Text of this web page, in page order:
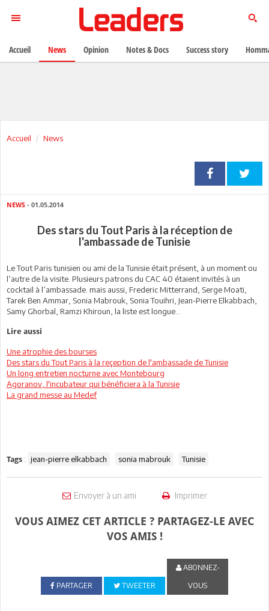
Accueil News
NEWS - 01.05.2014
Des stars du Tout Paris à la réception de
l'ambassade de Tunisie
Le Tout Paris tunisien ou ami de la Tunisie était présent, à un moment ou
l’autre de la visite. Plusieurs patrons du CAC 40 étaient invités à un
cocktail à l’ambassade. mais aussi, Frederic Mitterrand, Serge Moati,
Tarek Ben Ammar, Sonia Mabrouk, Sonia Touihri, Jean-Pierre Elkabbach,
Samy Ghorbal, Ramzi Khiroun, la liste est longue…
Lire aussi
Une atrophie des bourses
Des stars du Tout Paris à la reçeption de l'ambassade de Tunisie
Un long entretien nocturne avec Montebourg
Agoranov, l'incubateur qui bénéficiera à la Tunisie
La grand messe au Medef
Tags : jean-pierre elkabbach sonia mabrouk Tunisie
Envoyer à un ami Imprimer
VOUS AIMEZ CET ARTICLE ? PARTAGEZ-LE AVEC
VOS AMIS !
PARTAGER TWEETER
ABONNEZ-
VOUS
Accueil News Opinion Notes & Docs Success story